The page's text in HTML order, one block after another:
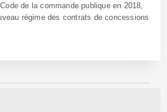
de la commande publique en 2018,
régime des contrats de concessions